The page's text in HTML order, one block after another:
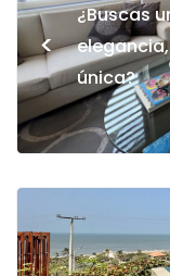
<
¿Buscas
única?